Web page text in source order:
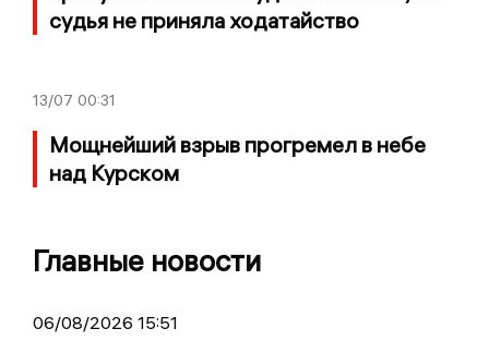
судья не приняла ходатайство
13/07 00:31
Мощнейший взрыв прогремел в небе
над Курском
Главные новости
06/08/2026 15:51